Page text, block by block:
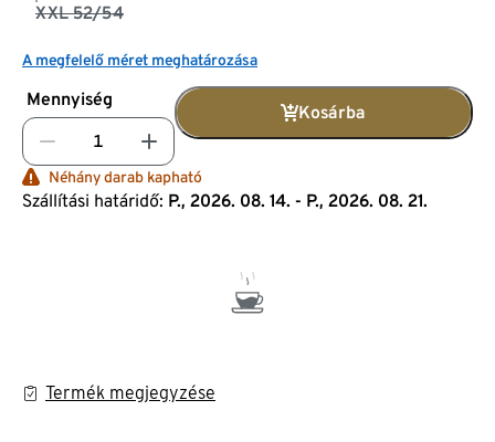
XXL 52/54
A megfelelő méret meghatározása
Mennyiség
Kosárba
Néhány darab kapható
Szállítási határidő: P., 2026. 08. 14. - P., 2026. 08. 21.
Termék megjegyzése